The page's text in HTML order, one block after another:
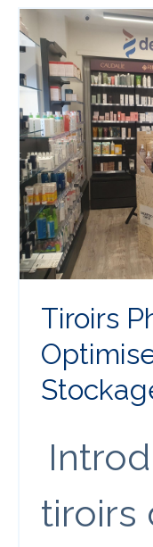
Tiroirs
tiroirs